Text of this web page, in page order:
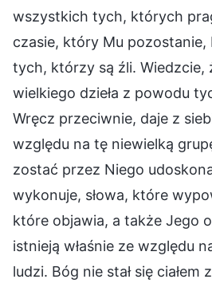
wszystkich tych, których
czasie, który Mu pozostanie,
tych, którzy są źli. Wiedzcie,
wielkiego dzieła z powodu
Wręcz przeciwnie, daje z
względu na tę niewielką
zostać przez Niego
wykonuje, słowa, które
które objawia, a także Jego
istnieją właśnie ze względu
ludzi. Bóg nie stał się ciałem